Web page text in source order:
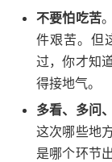
不要怕吃苦
件艰苦。但
过，你才知
得接地气。
多看、多问
这次哪些地
是哪个环节